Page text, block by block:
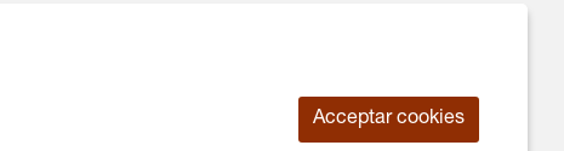
Acceptar cookies